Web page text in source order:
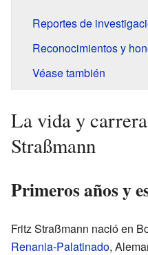
Reportes de
Reconocimientos y
Véase también
La vida y
Straßmann
Primeros años y
Fritz Straßmann nació en
Renania-Palatinado,